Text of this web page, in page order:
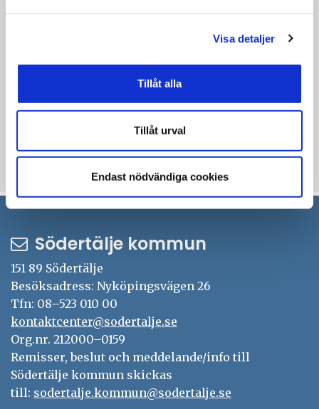
Visa detaljer
Tillåt alla
Tillåt urval
Endast nödvändiga cookies
öppet hus för föräldrar och elever i
Södertälje och andra kommuner.
till gymnasiet kommer att hållas 16.30, 17.30
och 18.30. På plats kommer det att finnas
tolkar till engelska, arabiska och finska.
Campus Telge, Kvarnbergagatan 14A
Södertälje kommun
151 89 Södertälje
Besöksadress: Nyköpingsvägen 26
Tfn: 08–523 010 00
kontaktcenter@sodertalje.se
Org.nr. 212000–0159
Remisser, beslut och meddelande/info till
Södertälje kommun skickas
till: sodertalje.kommun@sodertalje.se